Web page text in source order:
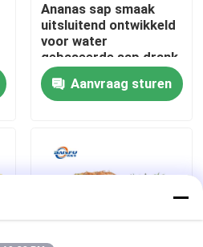
Ananas sap smaak
uitsluitend ontwikkeld
voor water
gebaseerde sap drank
systemen met een
hoog wateroplosbare
heldere formule het
sappige zuur-zoete
Aanvraag sturen